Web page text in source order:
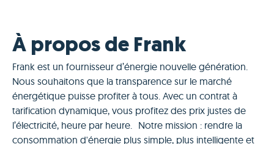
À propos de Frank
Frank est un fournisseur d’énergie nouvelle génération.
Nous souhaitons que la transparence sur le marché
énergétique puisse profiter à tous. Avec un contrat à
tarification dynamique, vous profitez des prix justes de
l’électricité, heure par heure. Notre mission : rendre la
consommation d'énergie plus simple, plus intelligente et